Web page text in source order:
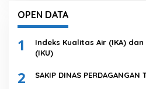
OPEN DATA
1
Indeks Kualitas Air (IKA)
(IKU)
2 SAKIP DINAS PERDAGANGAN